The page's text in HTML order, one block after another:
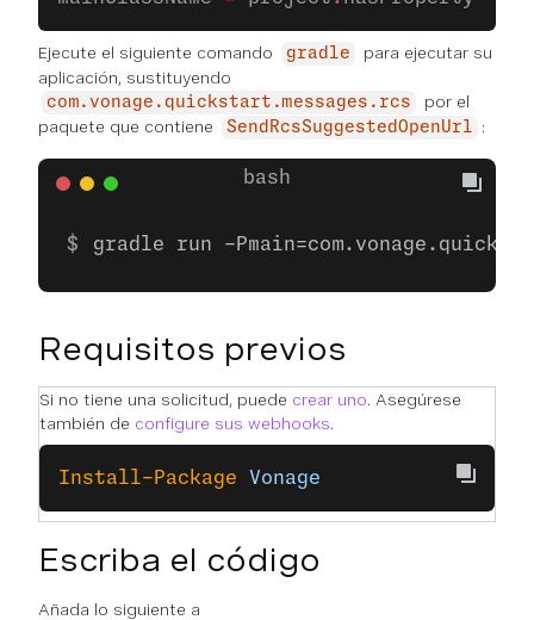
Ejecute el siguiente comando gradle
para ejecutar su
aplicación, sustituyendo
com.vonage.quickstart.messages.rcs
por el
paquete que contiene
SendRcsSuggestedOpenUrl :
gradle run -
Requisitos previos
Si no tiene una solicitud, puede crear uno. Asegúrese
también de configure sus webhooks.
Install-Package Vonage
Escriba el código
Añada lo siguiente a